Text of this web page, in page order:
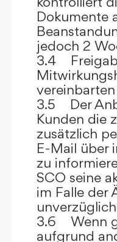
Dokumente
jedoch 2
3.4
3.5 Der
Kunden die
zusätzlich
E-Mail über
zu
SCO seine
im Falle der
3.6 Wenn
aufgrund